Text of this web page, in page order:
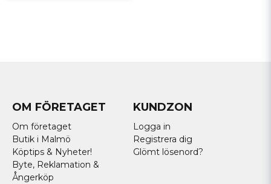
OM FÖRETAGET
Om företaget
Butik i Malmö
Köptips & Nyheter!
Byte, Reklamation &
Ångerköp
KUNDZON
Logga in
Registrera dig
Glömt lösenord?